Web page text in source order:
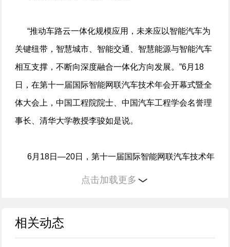
“推动车路云一体化规模应用，未来应以智能汽车为
关键纽带，智慧城市、智能交通、智慧能源与智能汽车
相互支撑，不断向深度融合一体化方向发展。”6月18
日，在第十一届国际智能网联汽车技术年会开幕式暨全
体大会上，中国工程院院士、中国汽车工程学会名誉理
事长、清华大学教授李骏如是说。
6月18日—20日，第十一届国际智能网联汽车技术年
会在北京举办。该年会以“迈向车路云一体化规模应用新
交通全国重点实验室主办。
点击加载更多
相关动态